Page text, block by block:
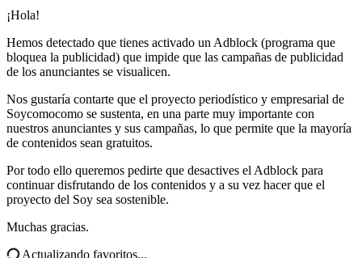
¡Hola!
Hemos detectado que tienes activado un Adblock (programa que
bloquea la publicidad) que impide que las campañas de publicidad
de los anunciantes se visualicen.
Nos gustaría contarte que el proyecto periodístico y empresarial de
Soycomocomo se sustenta, en una parte muy importante con
nuestros anunciantes y sus campañas, lo que permite que la mayoría
de contenidos sean gratuitos.
Por todo ello queremos pedirte que desactives el Adblock para
continuar disfrutando de los contenidos y a su vez hacer que el
proyecto del Soy sea sostenible.
Muchas gracias.
Actualizando favoritos...